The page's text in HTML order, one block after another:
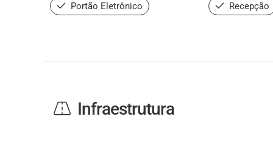
Portão Eletrônico Recepção
Infraestrutura